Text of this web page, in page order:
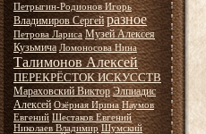
Петрыгин-Родионов Игорь
Владимиров Сергей разное
Петрова Лариса Музей Алексея
Кузьмича Ломоносова Нина
Талимонов Алексей
ПЕРЕКРЁСТОК ИСКУССТВ
Мараховский Виктор Элпиадис
Алексей Озёрная Ирина Наумов
Евгений Шестаков Евгений
Николаев Владимир Шумский